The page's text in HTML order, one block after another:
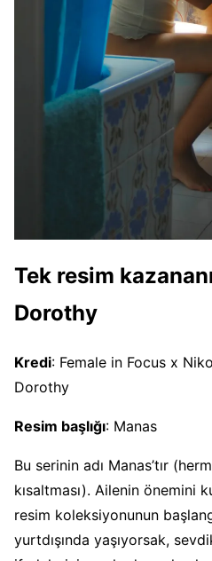
Tek resim kazananı
Dorothy
Kredi: Female in Focus x
Dorothy
Resim başlığı: Manas
Bu serinin adı Manas’tır
kısaltması). Ailenin önemini
resim koleksiyonunun
yurtdışında yaşıyorsak,